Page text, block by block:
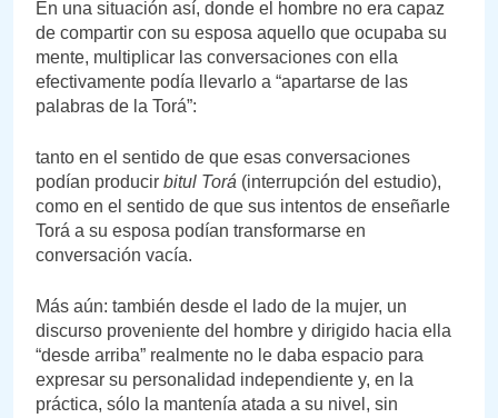
En una situación así, donde el hombre no era capaz
de compartir con su esposa aquello que ocupaba su
mente, multiplicar las conversaciones con ella
efectivamente podía llevarlo a “apartarse de las
palabras de la Torá”:
tanto en el sentido de que esas conversaciones
podían producir bitul Torá (interrupción del estudio),
como en el sentido de que sus intentos de enseñarle
Torá a su esposa podían transformarse en
conversación vacía.
Más aún: también desde el lado de la mujer, un
discurso proveniente del hombre y dirigido hacia ella
“desde arriba” realmente no le daba espacio para
expresar su personalidad independiente y, en la
práctica, sólo la mantenía atada a su nivel, sin